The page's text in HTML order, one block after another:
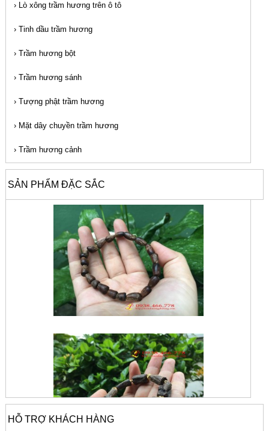
› Lò xông trầm hương trên ô tô
› Tinh dầu trầm hương
› Trầm hương bột
› Trầm hương sánh
› Tượng phật trầm hương
› Mặt dây chuyền trầm hương
› Trầm hương cảnh
SẢN PHẨM ĐẶC SẮC
HỖ TRỢ KHÁCH HÀNG